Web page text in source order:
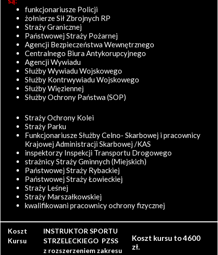
funkcjonariusze Policji
żołnierze Sił Zbrojnych RP
Straży Granicznej
Państwowej Straży Pożarnej
Agencji Bezpieczeństwa Wewnętrznego
Centralnego Biura Antykorupcyjnego
Agencji Wywiadu
Służby Wywiadu Wojskowego
Służby Kontrwywiadu Wojskowego
Służby Więziennej
Służby Ochrony Państwa (SOP)
Straży Ochrony Kolei
Straży Parku
Funkcjonariusze Służby Celno- Skarbowej i pracownicy
Krajowej Administracji Skarbowej /KAS
inspektorzy Inspekcji Transportu Drogowego
strażnicy Straży Gminnych (Miejskich)
Państwowej Straży Rybackiej
Państwowej Straży Łowieckiej
Straży Leśnej
Straży Marszałkowskiej
kwalifikowani pracownicy ochrony fizycznej
Koszt
Kursu
INSTRUKTOR SPORTU
STRZELECKIEGO PZSS
z rozszerzeniem zakresu
Koszt kursu to 4600
zł.